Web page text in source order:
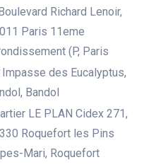
Richard Lenoir,
Paris 11eme
(P, Paris
des Eucalyptus,
Bandol
LE PLAN Cidex 271,
Roquefort les Pins
Mari, Roquefort